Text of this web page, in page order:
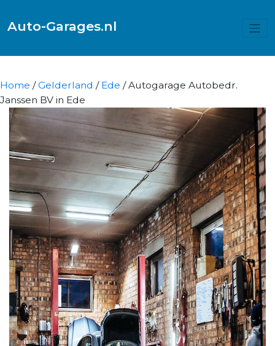
Auto-Garages.nl
Home /Gelderland / Ede / Autogarage Autobedr.
Janssen BV in Ede